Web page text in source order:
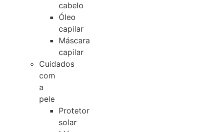
cabelo
Óleo
capilar
Máscara
capilar
Cuidados
com
a
pele
Protetor
solar